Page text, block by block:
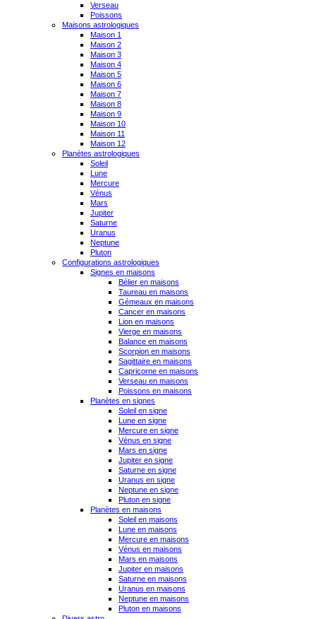
Verseau
Poissons
Maisons astrologiques
Maison 1
Maison 2
Maison 3
Maison 4
Maison 5
Maison 6
Maison 7
Maison 8
Maison 9
Maison 10
Maison 11
Maison 12
Planètes astrologiques
Soleil
Lune
Mercure
Vénus
Mars
Jupiter
Saturne
Uranus
Neptune
Pluton
Configurations astrologiques
Signes en maisons
Bélier en maisons
Taureau en maisons
Gémeaux en maisons
Cancer en maisons
Lion en maisons
Vierge en maisons
Balance en maisons
Scorpion en maisons
Sagittaire en maisons
Capricorne en maisons
Verseau en maisons
Poissons en maisons
Planètes en signes
Soleil en signe
Lune en signe
Mercure en signe
Vénus en signe
Mars en signe
Jupiter en signe
Saturne en signe
Uranus en signe
Neptune en signe
Pluton en signe
Planètes en maisons
Soleil en maisons
Lune en maisons
Mercure en maisons
Vénus en maisons
Mars en maisons
Jupiter en maisons
Saturne en maisons
Uranus en maisons
Neptune en maisons
Pluton en maisons